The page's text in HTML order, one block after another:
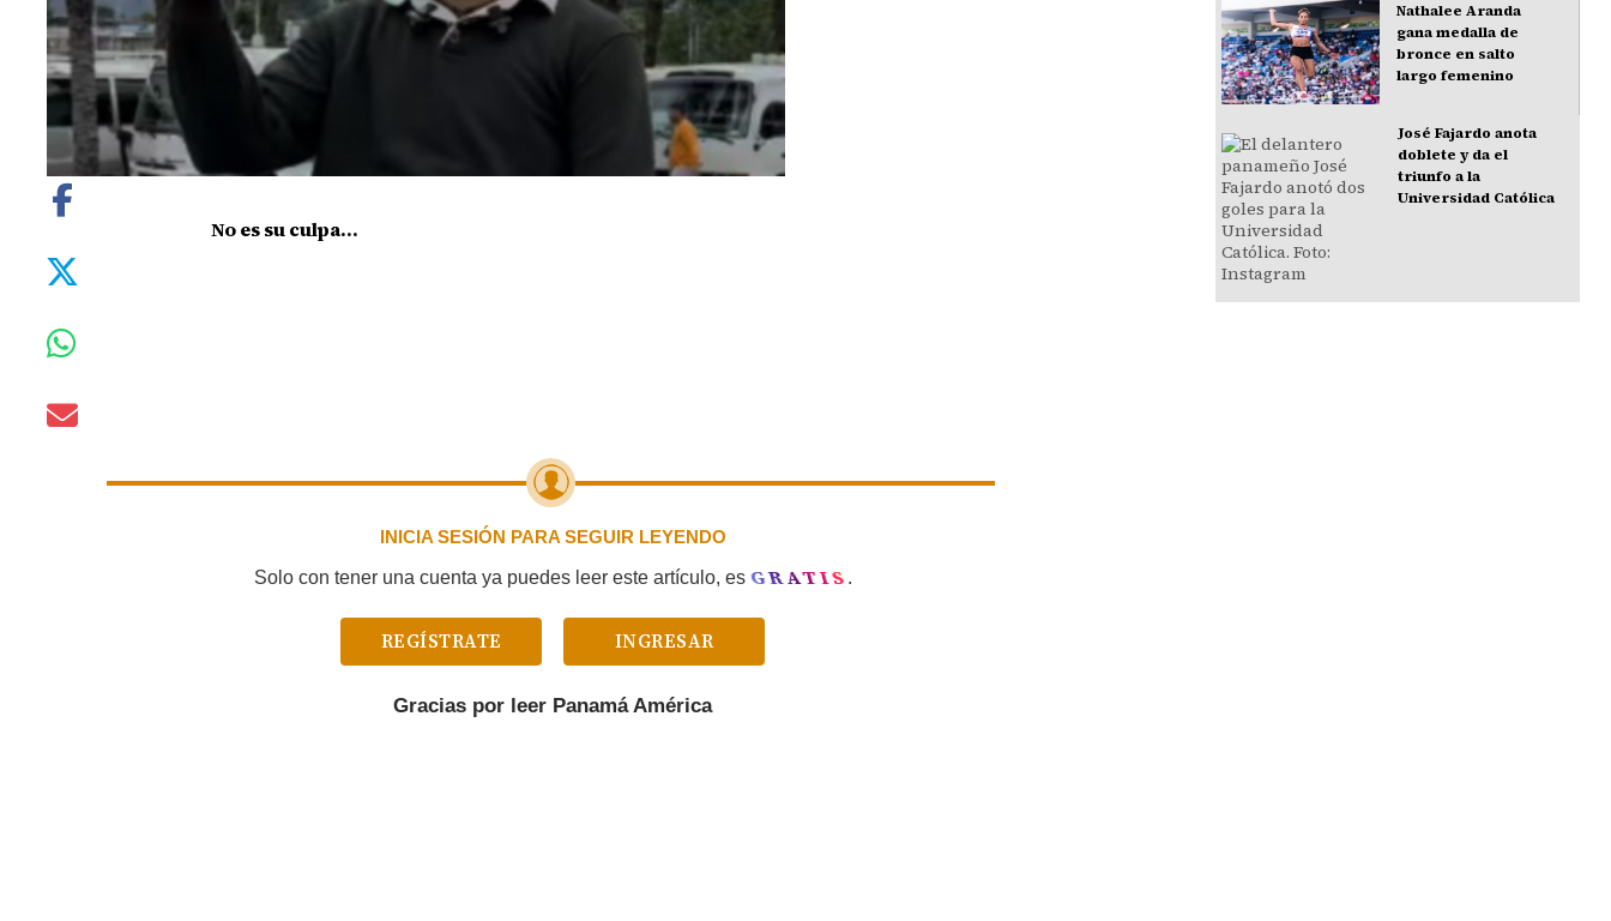
No es su culpa...
INICIA SESIÓN PARA SEGUIR LEYENDO
Solo con tener una cuenta ya puedes leer este artículo, es GRATIS .
REGÍSTRATE INGRESAR
Gracias por leer Panamá América
Nathalee Aranda
gana medalla de
bronce en salto
largo femenino
José Fajardo anota
doblete y da el
triunfo a la
Universidad Católica